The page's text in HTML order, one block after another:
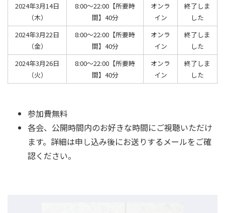
2024年3月14日
（木）
8:00～22:00【所要時
間】40分
オンラ
イン
終了しま
した
2024年3月22日
（金）
8:00～22:00【所要時
間】40分
オンラ
イン
終了しま
した
2024年3月26日
（火）
8:00～22:00【所要時
間】40分
オンラ
イン
終了しま
した
参加費無料
各会、公開時間内のお好きな時間にご視聴いただけ
ます。詳細は申し込み後にお送りするメールをご確
認ください。